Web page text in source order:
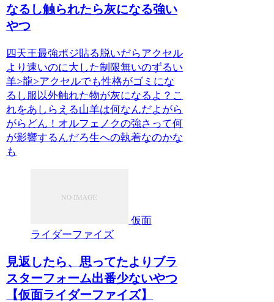
なるし触られたら灰になる強い
やつ
四天王最強ポジ貼る脱いだらアクセル
より速いのに大した制限無いのずるい
羊>龍>アクセルでも性格がゴミにな
るし服以外触れた物が灰になるよ？こ
れをあしらえる山羊は何なんだよがら
がらどん！オルフェノクの強さって何
が影響するんだろ生への執着なのかな
も
仮面
ライダーファイズ
見返したら、思ってたよりブラ
スターフォーム出番少ないやつ
【仮面ライダーファイズ】